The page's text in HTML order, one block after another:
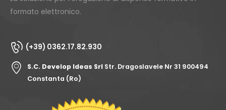
formato elettronico.
(+39) 0362.17.82.930
S.C. Develop Ideas Srl Str. Dragoslavele Nr 31 900494
Constanta (Ro)